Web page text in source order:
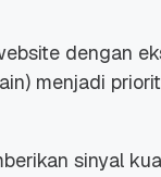
dengan
menjadi
sinyal